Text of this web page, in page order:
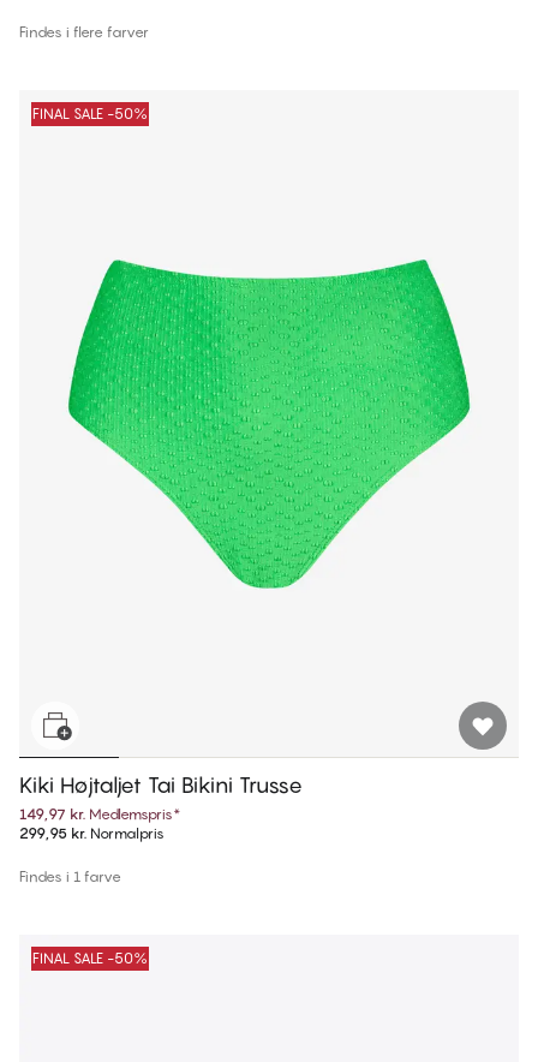
Findes i flere farver
FINAL SALE -50%
Kiki Højtaljet Tai Bikini Trusse
149,97 kr. Medlemspris*
299,95 kr. Normalpris
Findes i 1 farve
FINAL SALE -50%